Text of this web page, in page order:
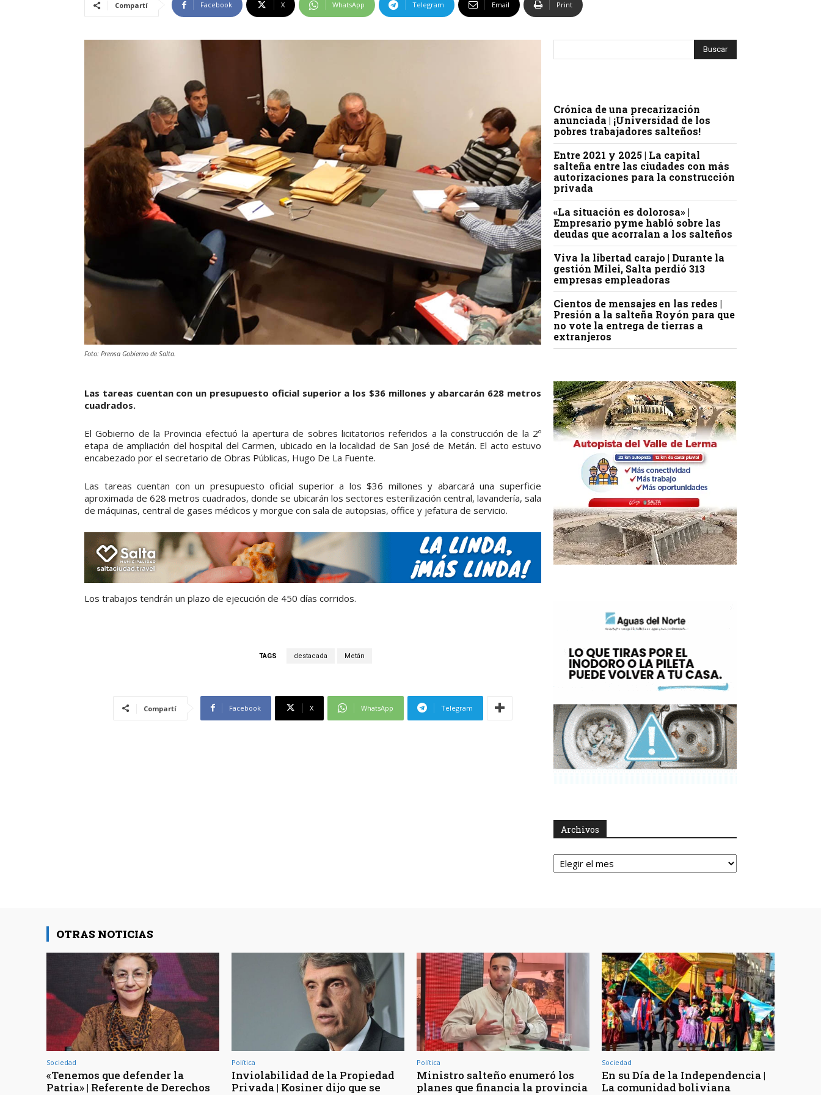
Compartí Facebook X WhatsApp Telegram Email Print
Foto: Prensa Gobierno de Salta.
Las tareas cuentan con un presupuesto oficial superior a los $36 millones y abarcarán 628 metros
cuadrados.
El Gobierno de la Provincia efectuó la apertura de sobres licitatorios referidos a la construcción de la 2º
etapa de ampliación del hospital del Carmen, ubicado en la localidad de San José de Metán. El acto estuvo
encabezado por el secretario de Obras Públicas, Hugo De La Fuente.
Las tareas cuentan con un presupuesto oficial superior a los $36 millones y abarcará una superficie
aproximada de 628 metros cuadrados, donde se ubicarán los sectores esterilización central, lavandería, sala
de máquinas, central de gases médicos y morgue con sala de autopsias, office y jefatura de servicio.
Los trabajos tendrán un plazo de ejecución de 450 días corridos.
TAGS destacada Metán
Compartí Facebook X WhatsApp Telegram
Crónica de una precarización
anunciada | ¡Universidad de los
pobres trabajadores salteños!
Entre 2021 y 2025 | La capital
salteña entre las ciudades con más
autorizaciones para la construcción
privada
«La situación es dolorosa» |
Empresario pyme habló sobre las
deudas que acorralan a los salteños
Viva la libertad carajo | Durante la
gestión Milei, Salta perdió 313
empresas empleadoras
Cientos de mensajes en las redes |
Presión a la salteña Royón para que
no vote la entrega de tierras a
extranjeros
Archivos
Archivos
OTRAS NOTICIAS
Sociedad
«Tenemos que defender la
Patria» | Referente de Derechos
Política
Inviolabilidad de la Propiedad
Privada | Kosiner dijo que se
Política
Ministro salteño enumeró los
planes que financia la provincia
Sociedad
En su Día de la Independencia |
La comunidad boliviana